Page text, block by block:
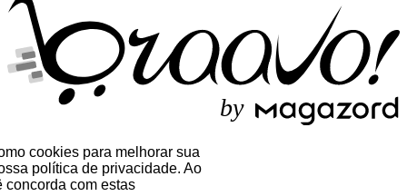
by
cookies para melhorar sua
política de privacidade. Ao
concorda com estas